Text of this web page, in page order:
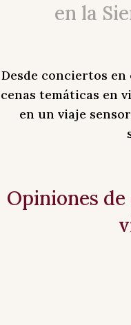
en la
Desde conciertos
cenas temáticas en
en un viaje
Opiniones